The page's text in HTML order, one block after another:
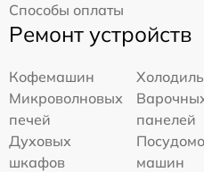
Способы оплаты
Ремонт устройств
Кофемашин
Микроволновых
печей
панелей
Духовых
шкафов
машин